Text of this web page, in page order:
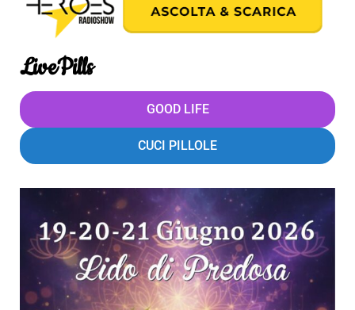
LivePills
GOOD LIFE
CUCI PILLOLE